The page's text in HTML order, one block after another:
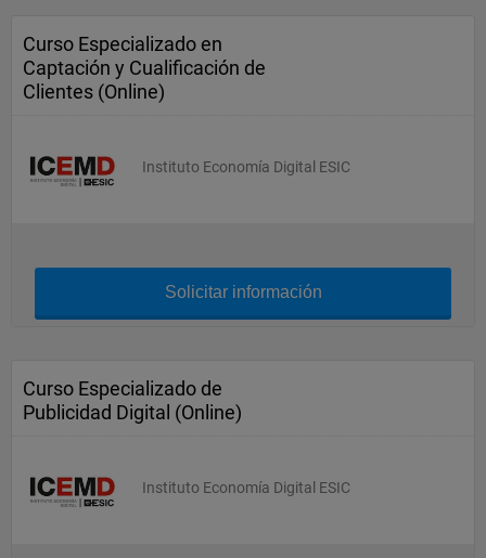
Curso Especializado en
Captación y Cualificación de
Clientes (Online)
Instituto Economía Digital ESIC
Solicitar información
Curso Especializado de
Publicidad Digital (Online)
Instituto Economía Digital ESIC